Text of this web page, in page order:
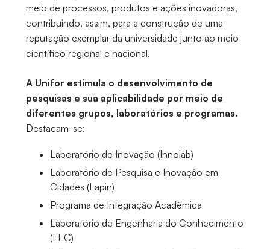
meio de processos, produtos e ações inovadoras,
contribuindo, assim, para a construção de uma
reputação exemplar da universidade junto ao meio
científico regional e nacional.
A Unifor estimula o desenvolvimento de
pesquisas e sua aplicabilidade por meio de
diferentes grupos, laboratórios e programas.
Destacam-se:
Laboratório de Inovação (Innolab)
Laboratório de Pesquisa e Inovação em
Cidades (Lapin)
Programa de Integração Acadêmica
Laboratório de Engenharia do Conhecimento
(LEC)